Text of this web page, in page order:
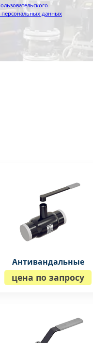
персональных данных
Антивандальные
цена по запросу